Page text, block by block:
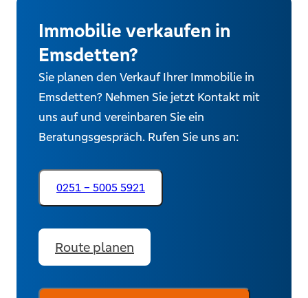
Immobilie verkaufen in
Emsdetten?
Sie planen den Verkauf Ihrer Immobilie in
Emsdetten? Nehmen Sie jetzt Kontakt mit
uns auf und vereinbaren Sie ein
Beratungsgespräch. Rufen Sie uns an:
0251 – 5005 5921
Route planen